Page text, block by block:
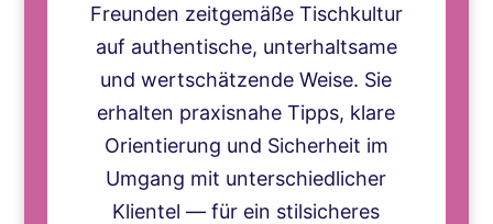
Freunden zeitgemäße Tischkultur
auf authentische, unterhaltsame
und wertschätzende Weise. Sie
erhalten praxisnahe Tipps, klare
Orientierung und Sicherheit im
Umgang mit unterschiedlicher
Klientel — für ein stilsicheres